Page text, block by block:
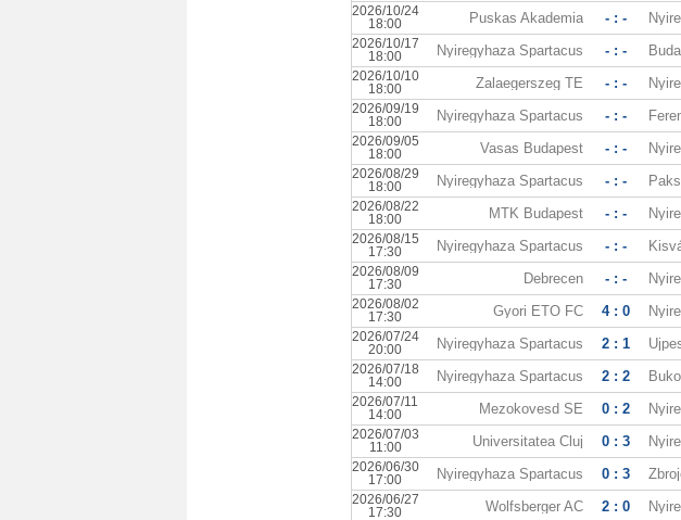
2026/10/24
18:00
Puskas Akademia - : -
2026/10/17
18:00
Nyiregyhaza Spartacus - : -
2026/10/10
18:00
Zalaegerszeg TE - : -
2026/09/19
18:00
Nyiregyhaza Spartacus - : -
2026/09/05
18:00
Vasas Budapest - : -
2026/08/29
18:00
Nyiregyhaza Spartacus - : -
2026/08/22
18:00
MTK Budapest - : -
2026/08/15
17:30
Nyiregyhaza Spartacus - : -
2026/08/09
17:30
Debrecen - : -
2026/08/02
17:30
Gyori ETO FC 4 : 0
2026/07/24
20:00
Nyiregyhaza Spartacus 2 : 1
2026/07/18
14:00
Nyiregyhaza Spartacus 2 : 2
2026/07/11
14:00
Mezokovesd SE 0 : 2
2026/07/03
11:00
Universitatea Cluj 0 : 3
2026/06/30
17:00
Nyiregyhaza Spartacus 0 : 3
2026/06/27
17:30
Wolfsberger AC 2 : 0